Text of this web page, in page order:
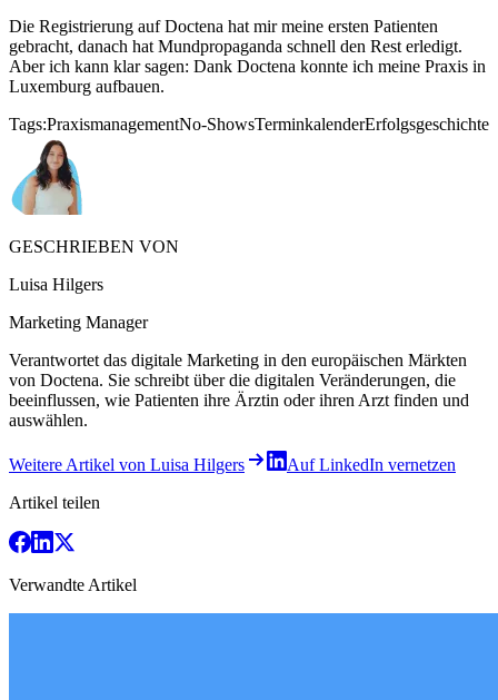
Die Registrierung auf Doctena hat mir meine ersten Patienten
gebracht, danach hat Mundpropaganda schnell den Rest erledigt.
Aber ich kann klar sagen: Dank Doctena konnte ich meine Praxis in
Luxemburg aufbauen.
Tags:PraxismanagementNo-ShowsTerminkalenderErfolgsgeschichte
GESCHRIEBEN VON
Luisa Hilgers
Marketing Manager
Verantwortet das digitale Marketing in den europäischen Märkten
von Doctena. Sie schreibt über die digitalen Veränderungen, die
beeinflussen, wie Patienten ihre Ärztin oder ihren Arzt finden und
auswählen.
Weitere Artikel von Luisa Hilgers
Auf LinkedIn vernetzen
Artikel teilen
Verwandte Artikel